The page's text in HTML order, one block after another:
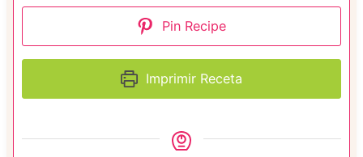
Pin Recipe
Imprimir Receta